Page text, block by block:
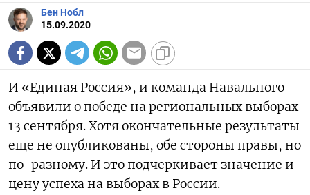
Бен Нобл
15.09.2020
И «Единая Россия», и команда Навального
объявили о победе на региональных выборах
13 сентября. Хотя окончательные результаты
еще не опубликованы, обе стороны правы, но
по-разному. И это подчеркивает значение и
цену успеха на выборах в России.